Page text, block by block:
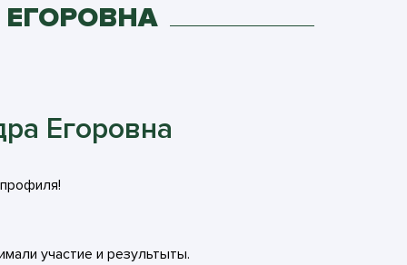
Егоровна
участие и результыты.